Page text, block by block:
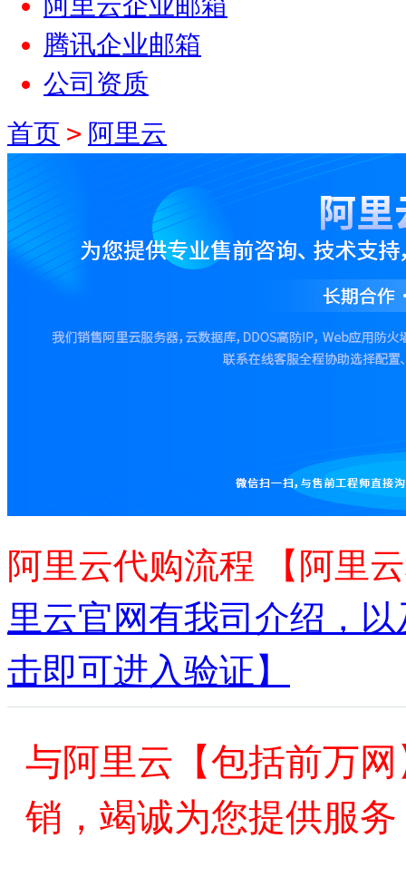
腾讯企业邮箱
公司资质
首页 > 阿里云
阿里云代购流程 【阿里
里云官网有我司介绍，
击即可进入验证】
与阿里云【包括前万
销，竭诚为您提供服务